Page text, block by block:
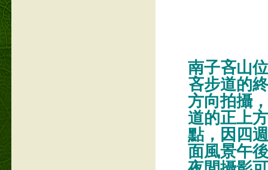
南子吝山
吝步道的
方向拍攝
道的正上
點，因四
面風景午